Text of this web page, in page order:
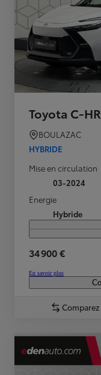
Toyota C-HR
BOULAZAC
HYBRIDE
Mise en circulation
03-2024
Energie
Hybride
34 900 €
En savoir plus
Comparez